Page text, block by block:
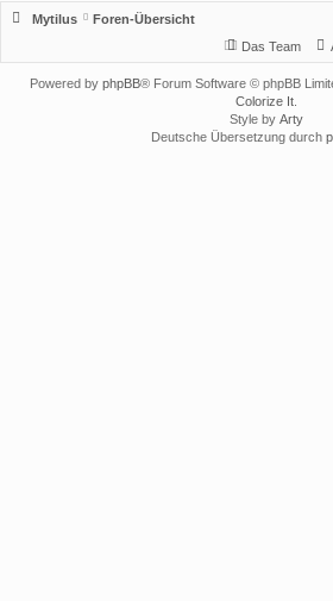
Mytilus Foren-Übersicht
Das Team
Powered by phpBB® Forum Software © phpBB
Colorize It
Style by Arty
Deutsche Übersetzung durch